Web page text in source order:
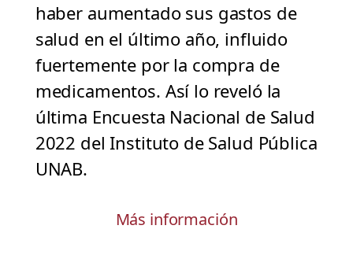
haber aumentado sus gastos de
salud en el último año, influido
fuertemente por la compra de
medicamentos. Así lo reveló la
última Encuesta Nacional de Salud
2022 del Instituto de Salud Pública
UNAB.
Más información